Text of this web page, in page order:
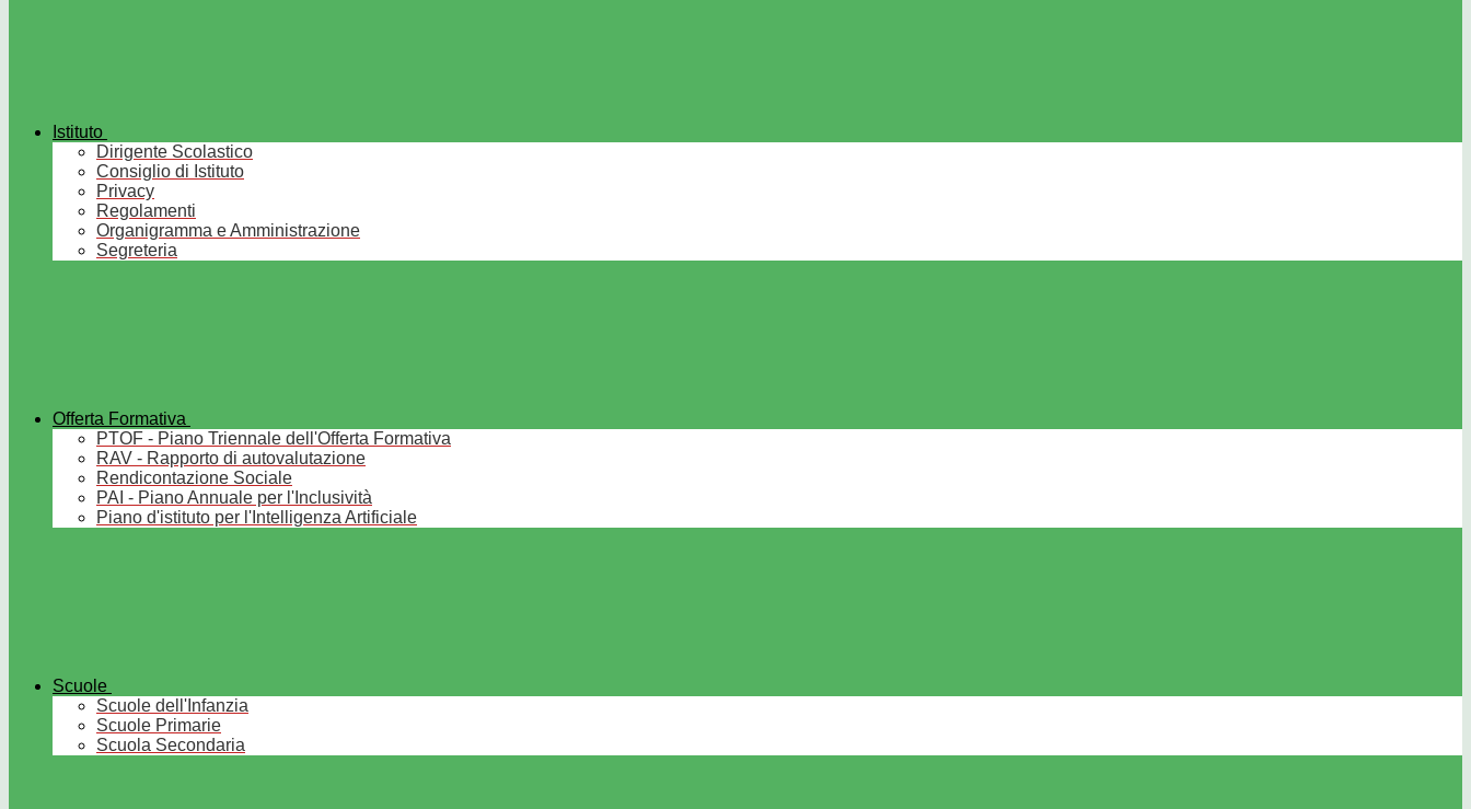
Istituto
Dirigente Scolastico
Consiglio di Istituto
Privacy
Regolamenti
Organigramma e Amministrazione
Segreteria
Offerta Formativa
PTOF - Piano Triennale dell'Offerta Formativa
RAV - Rapporto di autovalutazione
Rendicontazione Sociale
PAI - Piano Annuale per l'Inclusività
Piano d'istituto per l'Intelligenza Artificiale
Scuole
Scuole dell'Infanzia
Scuole Primarie
Scuola Secondaria